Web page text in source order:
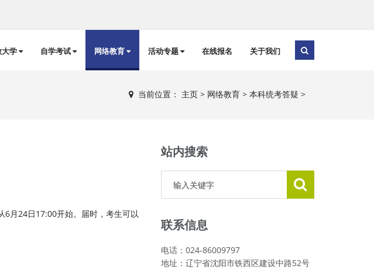
学 自学考试 网络教育 活动专题 在线报名 关于我们
当前位置： 主页 > 网络教育 > 本科统考答疑 >
月24日17:00开始。届时，考生可以
站内搜索
联系信息
电话：024-86009797
地址：辽宁省沈阳市铁西区建设中路52号